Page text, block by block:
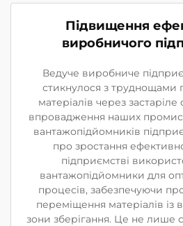
Підвищення
виробничого
Ведуче виробниче
стикнулося з труднощами
матеріалів через
впровадження наших
вантажопідйомників
про зростання
підприємстві
вантажопідйомники для
процесів, забезпечуючи
переміщення матеріалів із
зони зберігання. Це не лише